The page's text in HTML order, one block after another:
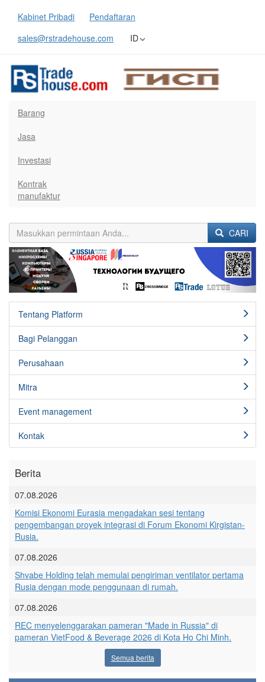
Kabinet Pribadi
Pendaftaran
sales@rstradehouse.com
ID
Barang
Jasa
Investasi
Kontrak
manufaktur
CARI
Previous Next
Tentang Platform
Bagi Pelanggan
Perusahaan
Mitra
Event management
Kontak
Berita
07.08.2026
Komisi Ekonomi Eurasia mengadakan sesi tentang
pengembangan proyek integrasi di Forum Ekonomi Kirgistan-
Rusia.
07.08.2026
Shvabe Holding telah memulai pengiriman ventilator pertama
Rusia dengan mode penggunaan di rumah.
07.08.2026
REC menyelenggarakan pameran "Made in Russia" di
pameran VietFood & Beverage 2026 di Kota Ho Chi Minh.
Semua berita